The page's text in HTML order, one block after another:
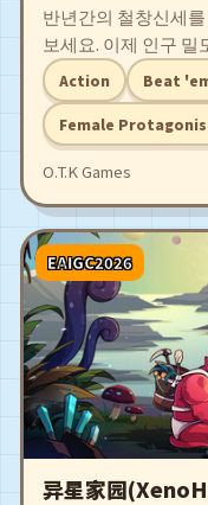
반년간의 철창신세
보세요. 이제 인구
앞에 무질서하게 펼
고 도시의 구세주가
체계와 전쟁을 선포하
Action Beat
Female
O.T.K Games
EAIGC2026
异星家园